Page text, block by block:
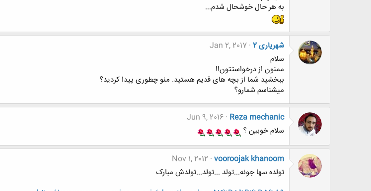
به هر حال خوشحال شدم...
شهریاری 2
Jan 2, 2017
سلام
ممنون از درخواستتون!!
ببخشید شما از بچه های قدیم هستید. منو چطوری پیدا کردید؟
میشناسم شمارو؟
Reza mechanic
Jun 9, 2016
سلام خوبین ؟
vooroojak khanoom
Nov 1, 2012
تولده سها جونه...تولد ...تولد...تولدش مبارک